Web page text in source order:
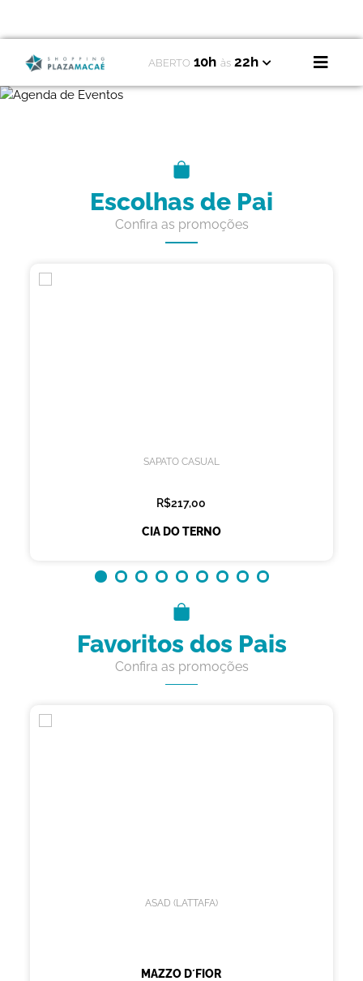
ABERTO 10h às 22h
Escolhas de Pai
Confira as promoções
SAPATO CASUAL
R$217,00
CIA DO TERNO
Favoritos dos Pais
Confira as promoções
ASAD (LATTAFA)
MAZZO D´FIOR